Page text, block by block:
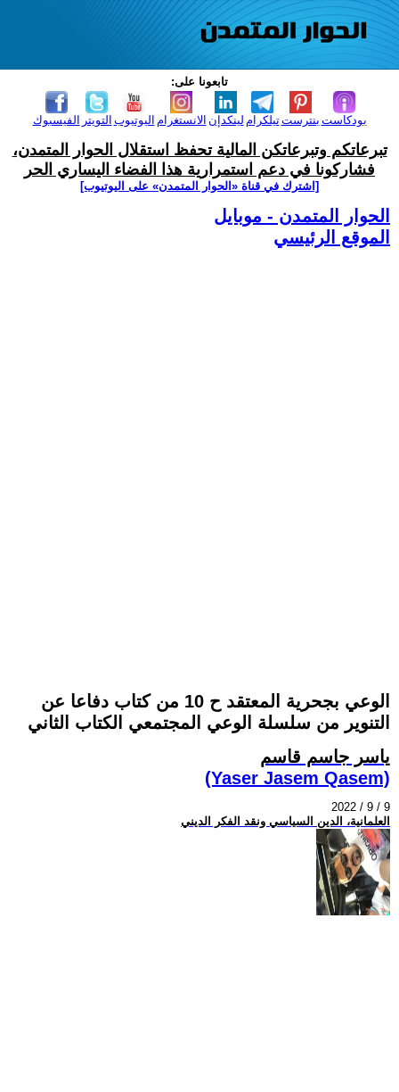
تابعونا على:
الفيسبوك التويتر اليوتيوب الانستغرام لينكدإن تيلكرامبنترست بودكاست
تبرعاتكم وتبرعاتكن المالية تحفظ استقلال الحوار المتمدن،
فشاركونا في دعم استمرارية هذا الفضاء اليساري الحر
[اشترك في قناة ‫«الحوار المتمدن» على اليوتيوب]
الحوار المتمدن - موبايل
الموقع الرئيسي
الوعي بجحرية المعتقد ح 10 من كتاب دفاعا عن
التنوير من سلسلة الوعي المجتمعي الكتاب الثاني
ياسر جاسم قاسم
(Yaser Jasem Qasem)
2022 / 9 / 9
العلمانية، الدين السياسي ونقد الفكر الديني